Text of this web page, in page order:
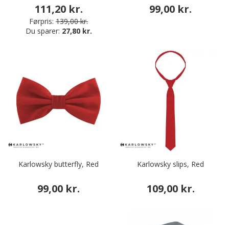
111,20 kr.
Førpris: 139,00 kr.
Du sparer: 27,80 kr.
99,00 kr.
Karlowsky butterfly, Red
99,00 kr.
Karlowsky slips, Red
109,00 kr.